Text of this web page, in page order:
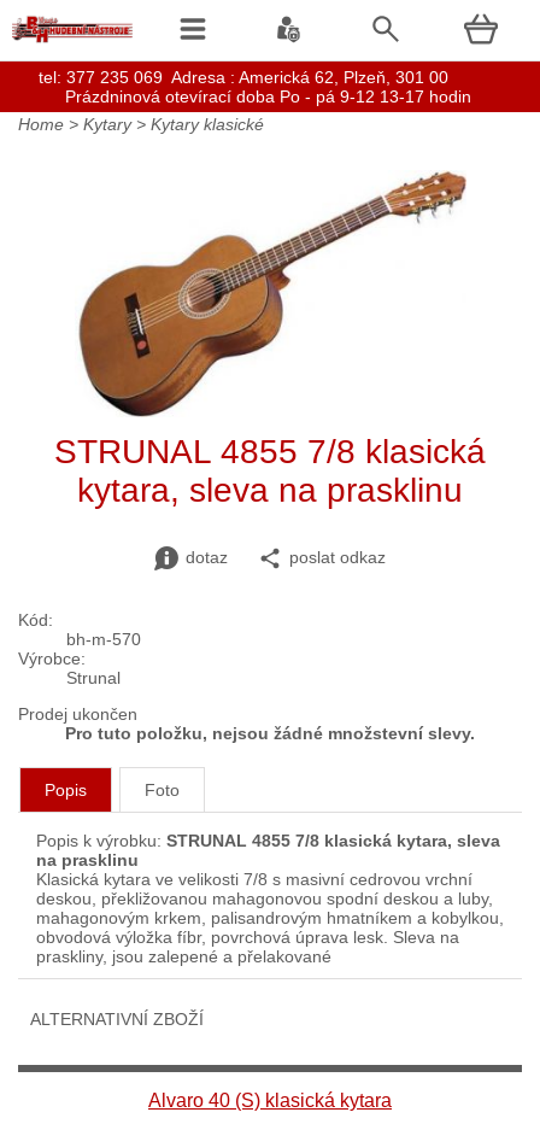
Home > Kytary> Kytary klasické
STRUNAL 4855 7/8 klasická
kytara, sleva na prasklinu
dotaz poslat odkaz
Kód:
bh-m-570
Výrobce:
Strunal
Prodej ukončen
Pro tuto položku, nejsou žádné množstevní slevy.
Popis Foto
Popis k výrobku: STRUNAL 4855 7/8 klasická kytara, sleva
na prasklinu
Klasická kytara ve velikosti 7/8 s masivní cedrovou vrchní
deskou, překližovanou mahagonovou spodní deskou a luby,
mahagonovým krkem, palisandrovým hmatníkem a kobylkou,
obvodová výložka fíbr, povrchová úprava lesk. Sleva na
praskliny, jsou zalepené a přelakované
ALTERNATIVNÍ ZBOŽÍ
Alvaro 40 (S) klasická kytara
tel: 377 235 069 Adresa : Americká 62, Plzeň, 301 00
Prázdninová otevírací doba Po - pá 9-12 13-17 hodin